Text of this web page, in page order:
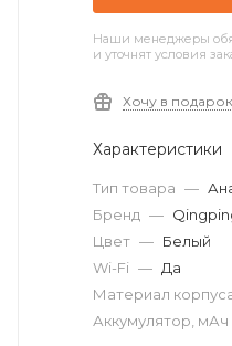
Наши менеджеры
и уточнят условия
Хочу в подарок
Характеристики
Тип товара —
Бренд —
Цвет — Белый
Wi-Fi — Да
Материал
Аккумулятор, мАч